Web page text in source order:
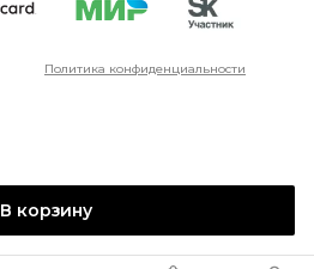
В корзину
Политика конфиденциальности